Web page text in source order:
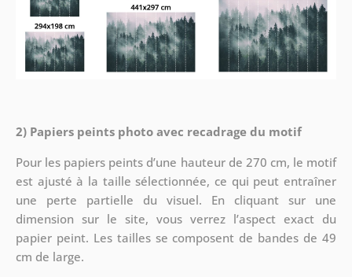
2) Papiers peints photo avec recadrage du motif
Pour les papiers peints d’une hauteur de 270 cm, le motif
est ajusté à la taille sélectionnée, ce qui peut entraîner
une perte partielle du visuel. En cliquant sur une
dimension sur le site, vous verrez l’aspect exact du
papier peint. Les tailles se composent de bandes de 49
cm de large.